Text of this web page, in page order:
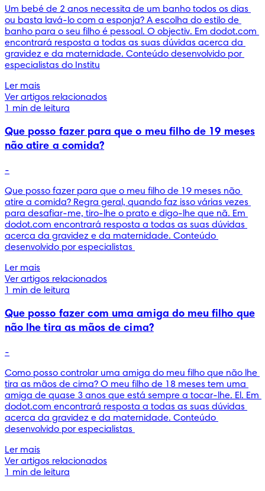
Um bebé de 2 anos necessita de um banho todos os dias
ou basta lavá-lo com a esponja? A escolha do estilo de
banho para o seu filho é pessoal. O objectiv. Em dodot.com
encontrará resposta a todas as suas dúvidas acerca da
gravidez e da maternidade. Conteúdo desenvolvido por
especialistas do Institu
Ler mais
Ver artigos relacionados
1 min de leitura
Que posso fazer para que o meu filho de 19 meses
não atire a comida?
-
Que posso fazer para que o meu filho de 19 meses não
atire a comida? Regra geral, quando faz isso várias vezes
para desafiar-me, tiro-lhe o prato e digo-lhe que nã. Em
dodot.com encontrará resposta a todas as suas dúvidas
acerca da gravidez e da maternidade. Conteúdo
desenvolvido por especialistas
Ler mais
Ver artigos relacionados
1 min de leitura
Que posso fazer com uma amiga do meu filho que
não lhe tira as mãos de cima?
-
Como posso controlar uma amiga do meu filho que não lhe
tira as mãos de cima? O meu filho de 18 meses tem uma
amiga de quase 3 anos que está sempre a tocar-lhe. El. Em
dodot.com encontrará resposta a todas as suas dúvidas
acerca da gravidez e da maternidade. Conteúdo
desenvolvido por especialistas
Ler mais
Ver artigos relacionados
1 min de leitura